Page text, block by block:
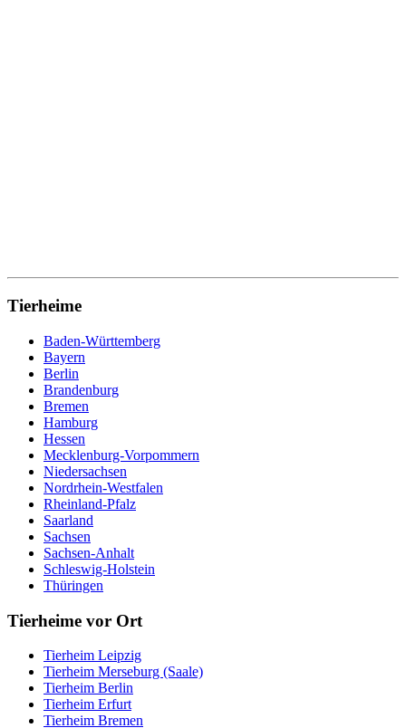
Tierheime
Baden-Württemberg
Bayern
Berlin
Brandenburg
Bremen
Hamburg
Hessen
Mecklenburg-Vorpommern
Niedersachsen
Nordrhein-Westfalen
Rheinland-Pfalz
Saarland
Sachsen
Sachsen-Anhalt
Schleswig-Holstein
Thüringen
Tierheime vor Ort
Tierheim Leipzig
Tierheim Merseburg (Saale)
Tierheim Berlin
Tierheim Erfurt
Tierheim Bremen